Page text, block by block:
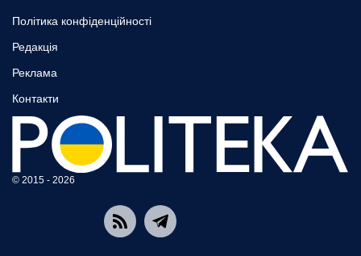
Політика конфіденційності
Редакція
Реклама
Контакти
© 2015 - 2026